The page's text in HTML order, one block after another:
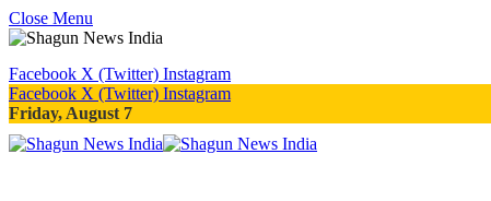
Close Menu
Facebook X (Twitter) Instagram
Facebook X (Twitter) Instagram
Friday, August 7